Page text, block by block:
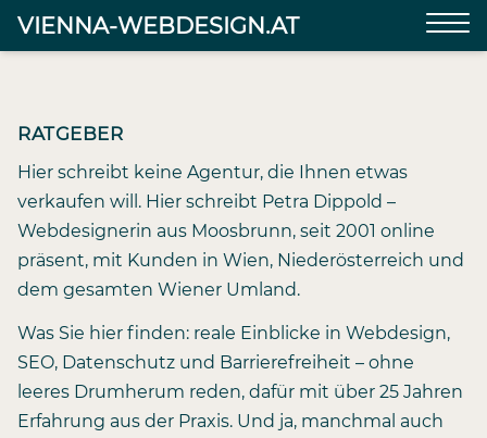
VIENNA-WEBDESIGN.AT
RATGEBER
Hier schreibt keine Agentur, die Ihnen etwas
verkaufen will. Hier schreibt Petra Dippold –
Webdesignerin aus Moosbrunn, seit 2001 online
präsent, mit Kunden in Wien, Niederösterreich und
dem gesamten Wiener Umland.
Was Sie hier finden: reale Einblicke in Webdesign,
SEO, Datenschutz und Barrierefreiheit – ohne
leeres Drumherum reden, dafür mit über 25 Jahren
Erfahrung aus der Praxis. Und ja, manchmal auch